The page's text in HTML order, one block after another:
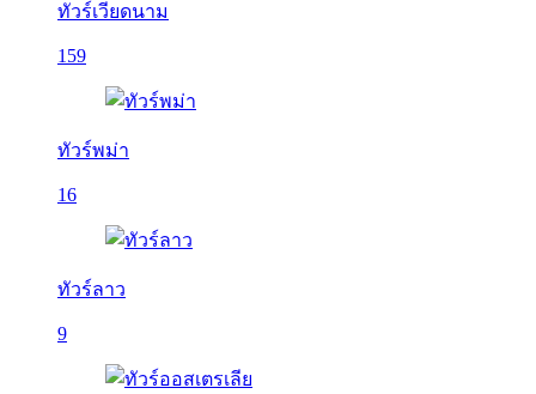
ทัวร์เวียดนาม
159
ทัวร์พม่า
16
ทัวร์ลาว
9